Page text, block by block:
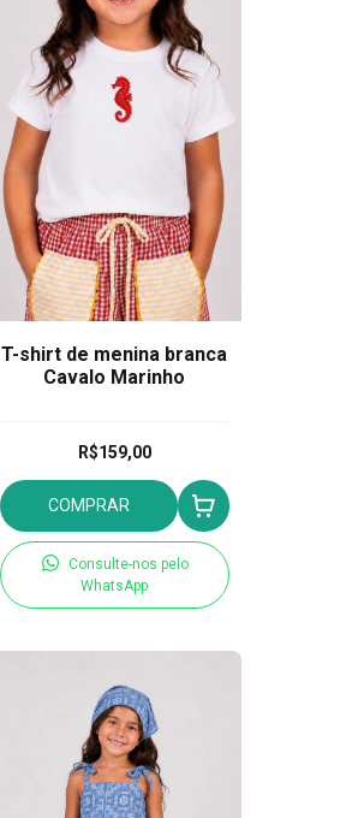
T-shirt de menina branca
Cavalo Marinho
R$159,00
COMPRAR
Consulte-nos pelo
WhatsApp